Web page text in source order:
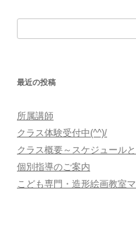
最近の投稿
所属講師
クラス体験受付中(^^)/
クラス概要～スケジュール
個別指導のご案内
こども専門・造形絵画教室